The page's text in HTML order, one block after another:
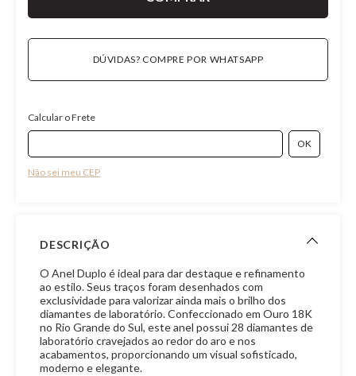
DÚVIDAS? COMPRE POR WHATSAPP
Calcular o Frete
Não sei meu CEP
DESCRIÇÃO
O Anel Duplo é ideal para dar destaque e refinamento
ao estilo. Seus traços foram desenhados com
exclusividade para valorizar ainda mais o brilho dos
diamantes de laboratório. Confeccionado em Ouro 18K
no Rio Grande do Sul, este anel possui 28 diamantes de
laboratório cravejados ao redor do aro e nos
acabamentos, proporcionando um visual sofisticado,
moderno e elegante.